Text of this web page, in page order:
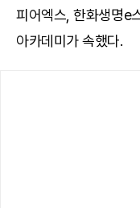
피어엑스, 한화생명e
아카데미가 속했다.